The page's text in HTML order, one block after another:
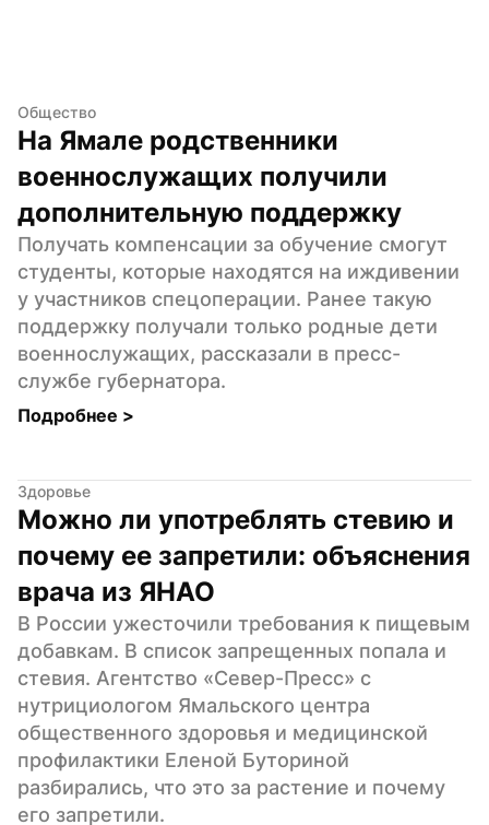
Общество
На Ямале родственники
военнослужащих получили
дополнительную поддержку
Получать компенсации за обучение смогут
студенты, которые находятся на иждивении
у участников спецоперации. Ранее такую
поддержку получали только родные дети
военнослужащих, рассказали в пресс-
службе губернатора.
Подробнее >
Здоровье
Можно ли употреблять стевию и
почему ее запретили: объяснения
врача из ЯНАО
В России ужесточили требования к пищевым
добавкам. В список запрещенных попала и
стевия. Агентство «Север-Пресс» с
нутрициологом Ямальского центра
общественного здоровья и медицинской
профилактики Еленой Буториной
разбирались, что это за растение и почему
его запретили.